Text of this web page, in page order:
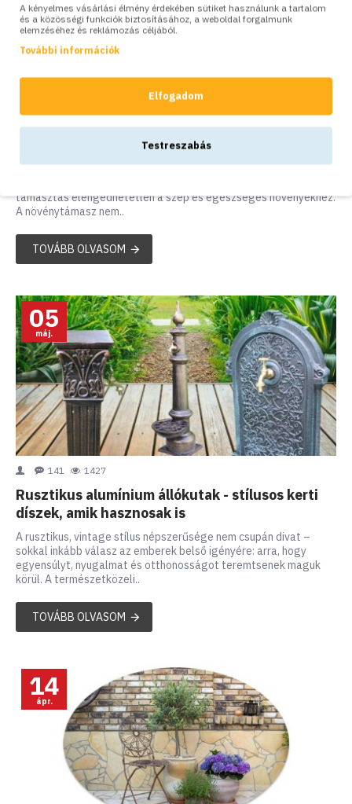
Kertészkedés könnyedén - mutatós és praktikus
növénytámaszok, paradicsomkarók
Akár egy buja paradicsomültetvényt gondozol, akár cserepes
támasztás elengedhetetlen a szép és egészséges növényekhez.
A növénytámasz nem..
TOVÁBB OLVASOM
05
máj.
141 1427
Rusztikus alumínium állókutak - stílusos kerti
díszek, amik hasznosak is
A rusztikus, vintage stílus népszerűsége nem csupán divat –
sokkal inkább válasz az emberek belső igényére: arra, hogy
egyensúlyt, nyugalmat és otthonosságot teremtsenek maguk
körül. A természetközeli..
TOVÁBB OLVASOM
14
ápr.
A kényelmes vásárlási élmény érdekében sütiket használunk a tartalom
és a közösségi funkciók biztosításához, a weboldal forgalmunk
elemzéséhez és reklámozás céljából.
További információk
Elfogadom
Testreszabás